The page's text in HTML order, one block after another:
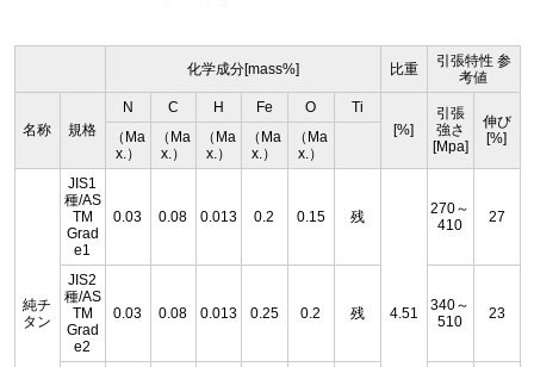
化学成分[mass%] 比重
引張特性 参
考値
名称 規格
N C H Fe O
Ti
[%]
引張
強さ
[Mpa]
伸び
[%]
（Ma
x.）
（Ma
x.）
（Ma
x.）
（Ma
x.）
（Ma
x.）
純チ
タン
JIS1
種/AS
TM
Grad
e1
0.03 0.08 0.013 0.2 0.15 残
4.51
270～
410
27
JIS2
種/AS
TM
Grad
e2
0.03 0.08 0.013 0.25 0.2 残
340～
510
23